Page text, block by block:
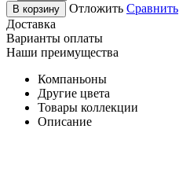
В корзину Отложить Сравнить
Доставка
Варианты оплаты
Наши преимущества
Компаньоны
Другие цвета
Товары коллекции
Описание